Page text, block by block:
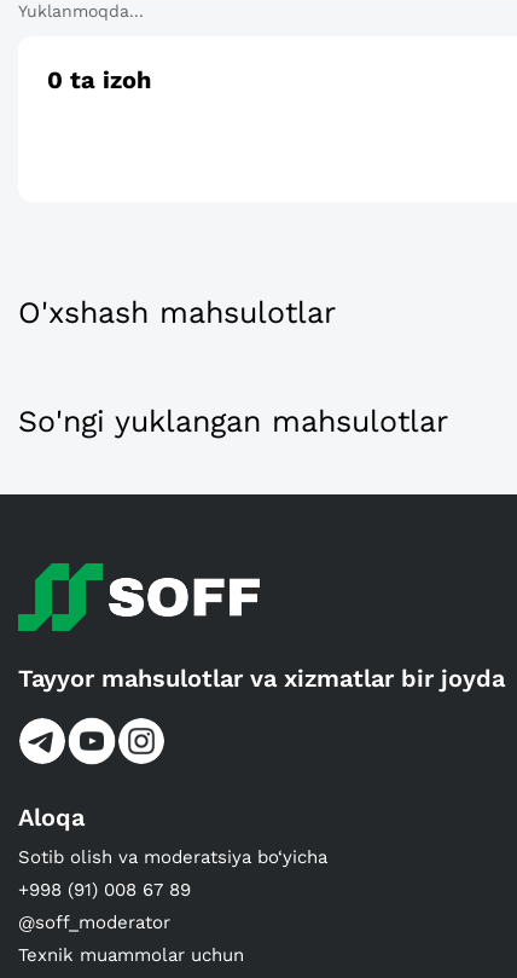
Yuklanmoqda...
0 ta izoh
O'xshash mahsulotlar
So'ngi yuklangan mahsulotlar
Tayyor mahsulotlar va xizmatlar bir joyda
Aloqa
Sotib olish va moderatsiya bo‘yicha
+998 (91) 008 67 89
@soff_moderator
Texnik muammolar uchun